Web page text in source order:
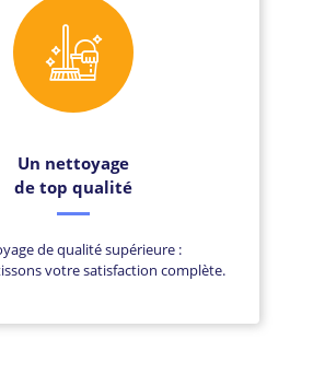
Un nettoyage
de top qualité
de qualité supérieure :
votre satisfaction complète.